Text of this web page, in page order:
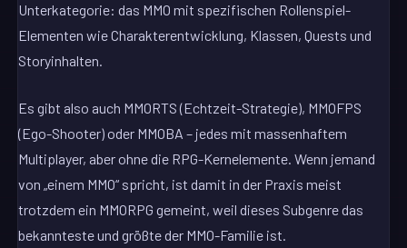
Unterkategorie: das MMO mit spezifischen Rollenspiel-
Elementen wie Charakterentwicklung, Klassen, Quests und
Storyinhalten.
Es gibt also auch MMORTS (Echtzeit-Strategie), MMOFPS
(Ego-Shooter) oder MMOBA – jedes mit massenhaftem
Multiplayer, aber ohne die RPG-Kernelemente. Wenn jemand
von „einem MMO“ spricht, ist damit in der Praxis meist
trotzdem ein MMORPG gemeint, weil dieses Subgenre das
bekannteste und größte der MMO-Familie ist.